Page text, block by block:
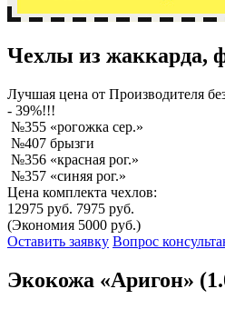
Чехлы из жаккарда,
Лучшая цена от Производителя
- 39%!!!
№355 «рогожка сер.»
№407 брызги
№356 «красная рог.»
№357 «синяя рог.»
Цена комплекта чехлов:
12975 руб. 7975 руб.
(Экономия 5000 руб.)
Оставить заявку Вопрос
Экокожа «Аригон»